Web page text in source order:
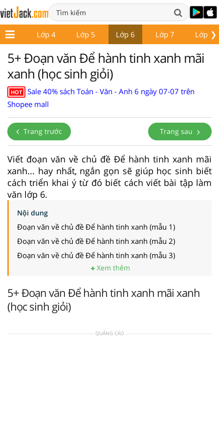
❯
3 Lớp 4 Lớp 5 Lớp 6 Lớp 7 Lớp 8
5+ Đoạn văn Để hành tinh xanh mãi
xanh (học sinh giỏi)
HOT
Sale 40% sách Toán - Văn - Anh 6 ngày 07-07 trên
Shopee mall
Trang trước Trang sau
Viết đoạn văn về chủ đề Để hành tinh xanh mãi
xanh... hay nhất, ngắn gọn sẽ giúp học sinh biết
cách triển khai ý từ đó biết cách viết bài tập làm
văn lớp 6.
Nội dung
Đoạn văn về chủ đề Để hành tinh xanh (mẫu 1)
Đoạn văn về chủ đề Để hành tinh xanh (mẫu 2)
Đoạn văn về chủ đề Để hành tinh xanh (mẫu 3)
Xem thêm
5+ Đoạn văn Để hành tinh xanh mãi xanh
(học sinh giỏi)
QUẢNG CÁO